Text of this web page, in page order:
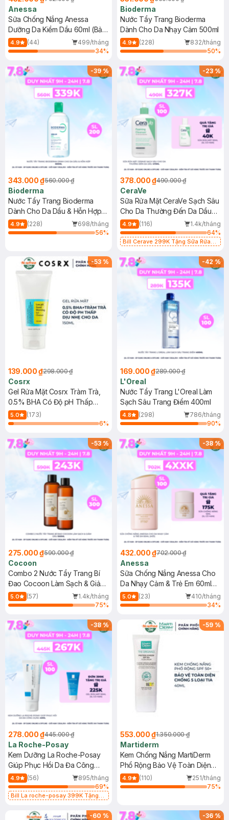
Anessa
Sữa Chống Nắng Anessa
Dưỡng Da Kiềm Dầu 60ml (Bản
Mới)
4.9 (44)
499/tháng
34%
Bioderma
Nước Tẩy Trang Bioderma
Dành Cho Da Nhạy Cảm 500ml
4.9 (228)
832/tháng
50%
-39%
343.000 ₫560.000 ₫
Bioderma
Nước Tẩy Trang Bioderma
Dành Cho Da Dầu & Hỗn Hợp
500ml
4.9 (228)
698/tháng
56%
-23%
378.000 ₫490.000 ₫
CeraVe
Sữa Rửa Mặt CeraVe Sạch Sâu
Cho Da Thường Đến Da Dầu
473ml
4.9 (116)
1.4k/tháng
64%
Bill Cerave 299K Tặng Sữa Rửa
-53 %
139.000 ₫298.000 ₫
Cosrx
Gel Rửa Mặt Cosrx Tràm Trà,
0.5% BHA Có Độ pH Thấp
150ml
5.0
(173)
6%
-42%
169.000 ₫289.000 ₫
L'Oreal
Nước Tẩy Trang L'Oreal Làm
Sạch Sâu Trang Điểm 400ml
4.8 (298)
786/tháng
90%
-53%
275.000 ₫590.000 ₫
Cocoon
Combo 2 Nước Tẩy Trang Bí
Đao Cocoon Làm Sạch & Giảm
Dầu 500ml
5.0 (57)
1.4k/tháng
75%
-38%
432.000 ₫702.000 ₫
Anessa
Sữa Chống Nắng Anessa Cho
Da Nhạy Cảm & Trẻ Em 60ml
(Mới)
5.0 (23)
410/tháng
34%
-38%
278.000 ₫445.000 ₫
La Roche-Posay
Kem Dưỡng La Roche-Posay
Giúp Phục Hồi Da Đa Công
Dụng 40ml
4.9 (56)
895/tháng
69%
Bill La roche-posay 399K Tặng
(SL có hạn)
-59 %
553.000 ₫1.350.000 ₫
Martiderm
Kem Chống Nắng MartiDerm
Phổ Rộng Bảo Vệ Toàn Diện
40ml
4.9 (110)
251/tháng
75%
-60 % -36%